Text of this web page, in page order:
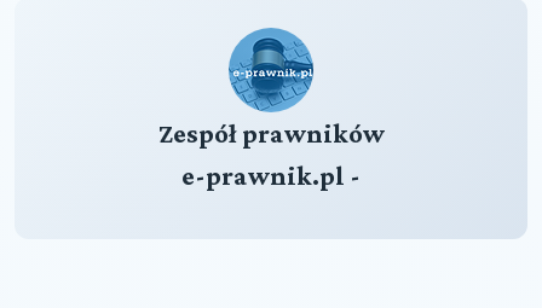
Zespół prawników
e-prawnik.pl -